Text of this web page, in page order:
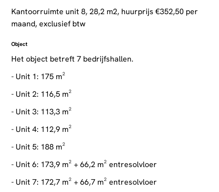
Kantoorruimte unit 8, 28,2 m2, huurprijs €352,50 per
maand, exclusief btw
Object
Het object betreft 7 bedrijfshallen.
- Unit 1: 175 m²
- Unit 2: 116,5 m²
- Unit 3: 113,3 m²
- Unit 4: 112,9 m²
- Unit 5: 188 m²
- Unit 6: 173,9 m² + 66,2 m² entresolvloer
- Unit 7: 172,7 m² + 66,7 m² entresolvloer